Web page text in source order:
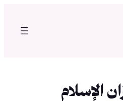
الإسلام